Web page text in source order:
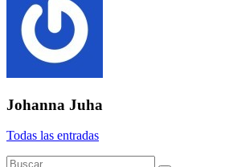
Johanna Juha
Todas las entradas
Buscar: